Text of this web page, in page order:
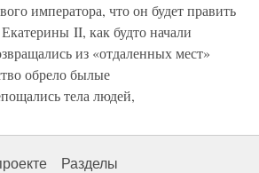
императора, что он будет править
II, как будто начали
из «отдаленных мест»
обрело былые
тела людей,
Разделы